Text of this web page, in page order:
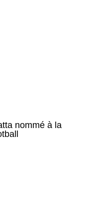
nommé à la